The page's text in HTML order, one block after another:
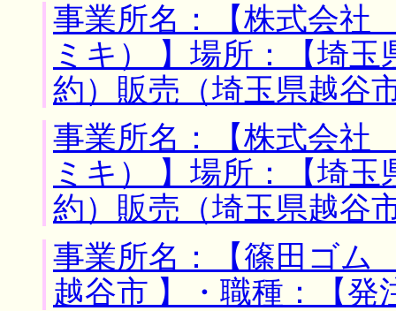
事業所名：【株式会
ミキ） 】場所：【埼
約）販売（埼玉県越谷
事業所名：【株式会
ミキ） 】場所：【埼
約）販売（埼玉県越谷
事業所名：【篠田ゴ
越谷市 】・職種：【発